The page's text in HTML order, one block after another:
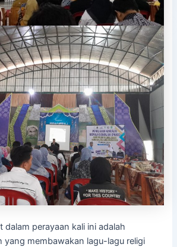
dalam perayaan kali ini adalah
yang membawakan lagu-lagu religi